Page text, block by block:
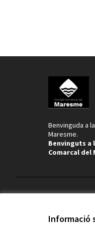
Informació
Benvinguda a
Maresme.
Benvinguts
Comarcal del